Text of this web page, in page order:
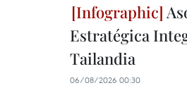
Estratégica
Tailandia
06/08/2026 00:30